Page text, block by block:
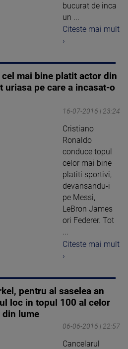
bucurat de inca
un ...
Citeste mai mult
›
mai bine platit actor din
uriasa pe care a incasat-o
16-07-2016 | 23:24
Cristiano
Ronaldo
conduce topul
celor mai bine
platiti sportivi,
devansandu-i
pe Messi,
LeBron James
ori Federer. Tot
...
Citeste mai mult
›
pentru al saselea an
loc in topul 100 al celor
lume
06-06-2016 | 22:57
Cancelarul